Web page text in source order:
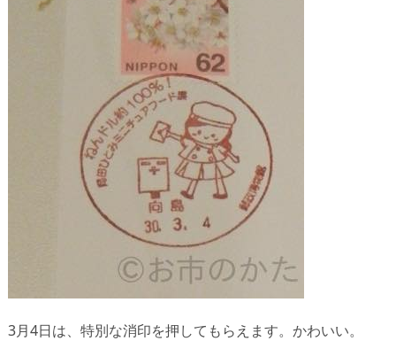
3月4日は、特別な消印を押してもらえます。かわいい。